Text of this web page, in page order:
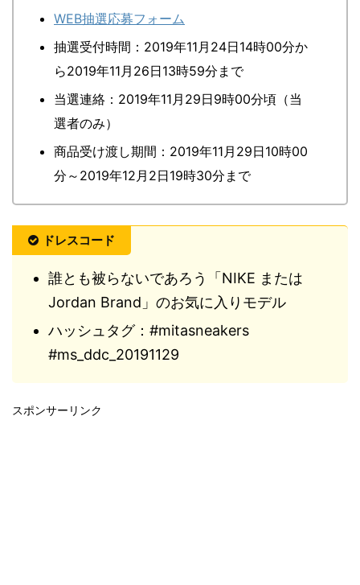
WEB抽選応募フォーム
抽選受付時間：2019年11月24日14時00分か
ら2019年11月26日13時59分まで
当選連絡：2019年11月29日9時00分頃（当
選者のみ）
商品受け渡し期間：2019年11月29日10時00
分～2019年12月2日19時30分まで
ドレスコード
誰とも被らないであろう「NIKE または
Jordan Brand」のお気に入りモデル
ハッシュタグ：#mitasneakers
#ms_ddc_20191129
スポンサーリンク